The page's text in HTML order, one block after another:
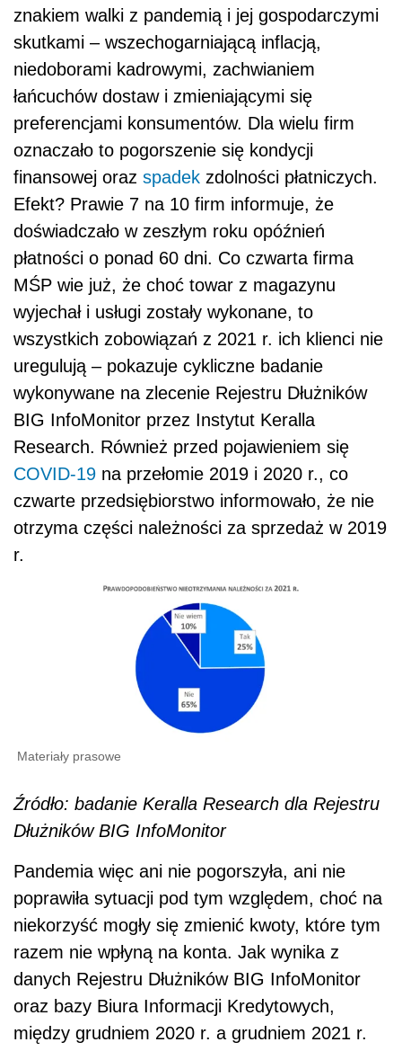
znakiem walki z pandemią i jej gospodarczymi
skutkami – wszechogarniającą inflacją,
niedoborami kadrowymi, zachwianiem
łańcuchów dostaw i zmieniającymi się
preferencjami konsumentów. Dla wielu firm
oznaczało to pogorszenie się kondycji
finansowej oraz spadek zdolności płatniczych.
Efekt? Prawie 7 na 10 firm informuje, że
doświadczało w zeszłym roku opóźnień
płatności o ponad 60 dni. Co czwarta firma
MŚP wie już, że choć towar z magazynu
wyjechał i usługi zostały wykonane, to
wszystkich zobowiązań z 2021 r. ich klienci nie
uregulują – pokazuje cykliczne badanie
wykonywane na zlecenie Rejestru Dłużników
BIG InfoMonitor przez Instytut Keralla
Research. Również przed pojawieniem się
COVID-19 na przełomie 2019 i 2020 r., co
czwarte przedsiębiorstwo informowało, że nie
otrzyma części należności za sprzedaż w 2019
r.
Materiały prasowe
Źródło: badanie Keralla Research dla Rejestru
Dłużników BIG InfoMonitor
Pandemia więc ani nie pogorszyła, ani nie
poprawiła sytuacji pod tym względem, choć na
niekorzyść mogły się zmienić kwoty, które tym
razem nie wpłyną na konta. Jak wynika z
danych Rejestru Dłużników BIG InfoMonitor
oraz bazy Biura Informacji Kredytowych,
między grudniem 2020 r. a grudniem 2021 r.